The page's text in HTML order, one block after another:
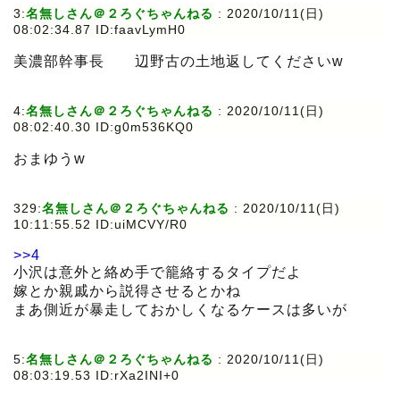
3:名無しさん＠２ろぐちゃんねる : 2020/10/11(日)
08:02:34.87 ID:faavLymH0
美濃部幹事長 辺野古の土地返してくださいw
4:名無しさん＠２ろぐちゃんねる : 2020/10/11(日)
08:02:40.30 ID:g0m536KQ0
おまゆうw
329:名無しさん＠２ろぐちゃんねる : 2020/10/11(日)
10:11:55.52 ID:uiMCVY/R0
>>4
小沢は意外と絡め手で籠絡するタイプだよ
嫁とか親戚から説得させるとかね
まあ側近が暴走しておかしくなるケースは多いが
5:名無しさん＠２ろぐちゃんねる : 2020/10/11(日)
08:03:19.53 ID:rXa2INI+0